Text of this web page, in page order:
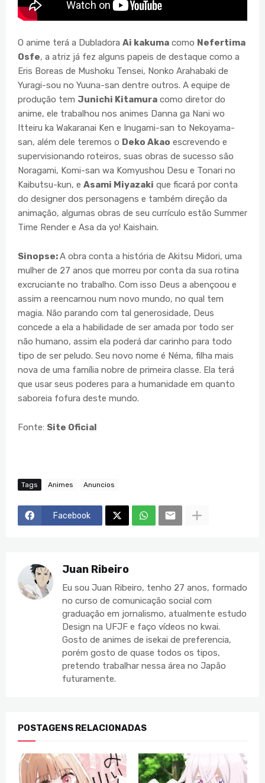
O anime terá a Dubladora Ai kakuma como Nefertima
Osfe, a atriz já fez alguns papeis de destaque como a
Eris Boreas de Mushoku Tensei, Nonko Arahabaki de
Yuragi-sou no Yuuna-san dentre outros. A equipe de
produção tem Junichi Kitamura como diretor do
anime, ele trabalhou nos animes Danna ga Nani wo
Itteiru ka Wakaranai Ken e Inugami-san to Nekoyama-
san, além dele teremos o Deko Akao escrevendo e
supervisionando roteiros, suas obras de sucesso são
Noragami, Komi-san wa Komyushou Desu e Tonari no
Kaibutsu-kun, e Asami Miyazaki que ficará por conta
do designer dos personagens e também direção da
animação, algumas obras de seu currículo estão Summer
Time Render e Asa da yo! Kaishain.
Sinopse:A obra conta a história de Akitsu Midori, uma
mulher de 27 anos que morreu por conta da sua rotina
excruciante no trabalho. Com isso Deus a abençoou e
assim a reencarnou num novo mundo, no qual tem
magia. Não parando com tal generosidade, Deus
concede a ela a habilidade de ser amada por todo ser
não humano, assim ela poderá dar carinho para todo
tipo de ser peludo. Seu novo nome é Néma, filha mais
nova de uma família nobre de primeira classe. Ela terá
que usar seus poderes para a humanidade em quanto
saboreia fofura deste mundo.
Fonte: Site Oficial
Tags Animes Anuncios
Facebook
Juan Ribeiro
Eu sou Juan Ribeiro, tenho 27 anos, formado
no curso de comunicação social com
graduação em jornalismo, atualmente estudo
Design na UFJF e faço vídeos no kwai.
Gosto de animes de isekai de preferencia,
porém gosto de quase todos os tipos,
pretendo trabalhar nessa área no Japão
futuramente.
POSTAGENS RELACIONADAS